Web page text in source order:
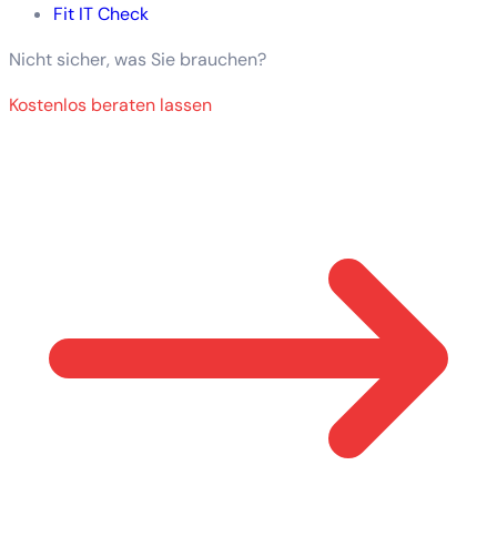
Fit IT Check
Nicht sicher, was Sie brauchen?
Kostenlos beraten lassen